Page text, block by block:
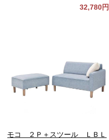
32,780円
モコ ２Ｐ＋スツール ＬＢＬ